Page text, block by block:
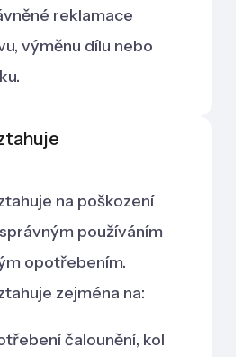
reklamace
výměnu dílu nebo
na poškození
používáním
opotřebením.
zejména na:
čalounění, kol